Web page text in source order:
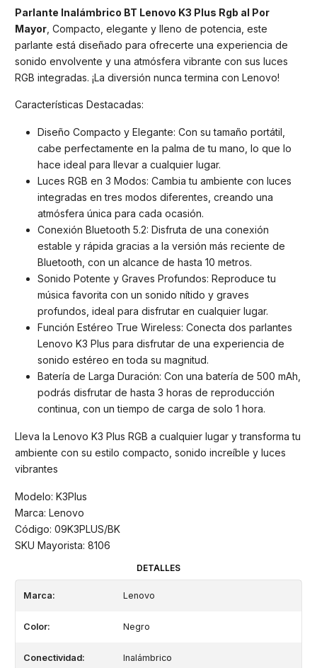
Parlante Inalámbrico BT Lenovo K3 Plus Rgb al Por
Mayor , Compacto, elegante y lleno de potencia, este
parlante está diseñado para ofrecerte una experiencia de
sonido envolvente y una atmósfera vibrante con sus luces
RGB integradas. ¡La diversión nunca termina con Lenovo!
Características Destacadas:
Diseño Compacto y Elegante: Con su tamaño portátil,
cabe perfectamente en la palma de tu mano, lo que lo
hace ideal para llevar a cualquier lugar.
Luces RGB en 3 Modos: Cambia tu ambiente con luces
integradas en tres modos diferentes, creando una
atmósfera única para cada ocasión.
Conexión Bluetooth 5.2: Disfruta de una conexión
estable y rápida gracias a la versión más reciente de
Bluetooth, con un alcance de hasta 10 metros.
Sonido Potente y Graves Profundos: Reproduce tu
música favorita con un sonido nítido y graves
profundos, ideal para disfrutar en cualquier lugar.
Función Estéreo True Wireless: Conecta dos parlantes
Lenovo K3 Plus para disfrutar de una experiencia de
sonido estéreo en toda su magnitud.
Batería de Larga Duración: Con una batería de 500 mAh,
podrás disfrutar de hasta 3 horas de reproducción
continua, con un tiempo de carga de solo 1 hora.
Lleva la Lenovo K3 Plus RGB a cualquier lugar y transforma tu
ambiente con su estilo compacto, sonido increíble y luces
vibrantes
Modelo: K3Plus
Marca: Lenovo
Código: 09K3PLUS/BK
SKU Mayorista: 8106
DETALLES
Marca: Lenovo
Color: Negro
Conectividad: Inalámbrico